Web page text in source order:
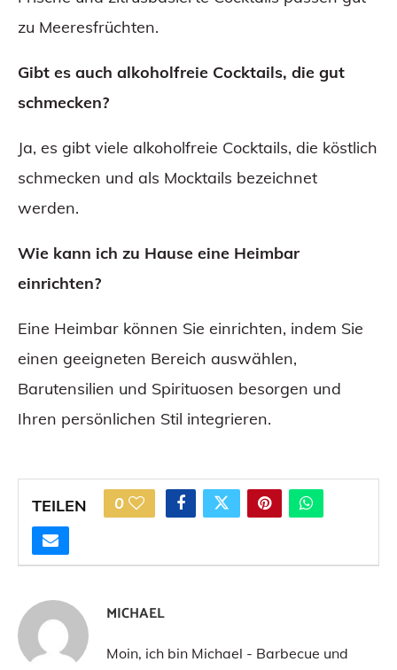
zu Meeresfrüchten.
Gibt es auch alkoholfreie Cocktails, die gut
schmecken?
Ja, es gibt viele alkoholfreie Cocktails, die köstlich
schmecken und als Mocktails bezeichnet
werden.
Wie kann ich zu Hause eine Heimbar
einrichten?
Eine Heimbar können Sie einrichten, indem Sie
einen geeigneten Bereich auswählen,
Barutensilien und Spirituosen besorgen und
Ihren persönlichen Stil integrieren.
TEILEN 0
MICHAEL
Moin, ich bin Michael - Barbecue und